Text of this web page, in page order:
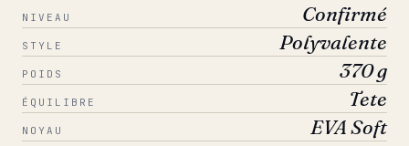
NIVEAU Confirmé
STYLE Polyvalente
POIDS 370 g
ÉQUILIBRE Tete
NOYAU EVA Soft